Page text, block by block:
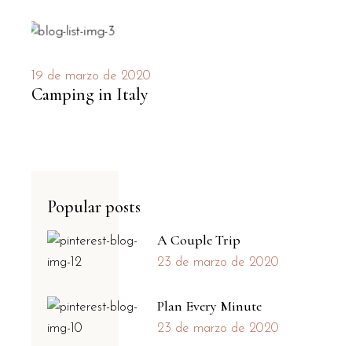
19 de marzo de 2020
Camping in Italy
Popular posts
A Couple Trip
23 de marzo de 2020
Plan Every Minute
23 de marzo de 2020